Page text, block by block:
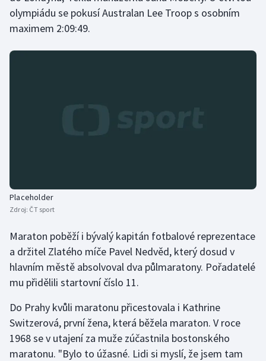
Stolní tenis
olympiádu se pokusí Australan Lee Troop s osobním
maximem 2:09:49.
Placeholder
Zdroj: ČT sport
Maraton poběží i bývalý kapitán fotbalové reprezentace
a držitel Zlatého míče Pavel Nedvěd, který dosud v
hlavním městě absolvoval dva půlmaratony. Pořadatelé
mu přidělili startovní číslo 11.
Do Prahy kvůli maratonu přicestovala i Kathrine
Switzerová, první žena, která běžela maraton. V roce
1968 se v utajení za muže zúčastnila bostonského
maratonu. "Bylo to úžasné. Lidi si myslí, že jsem tam